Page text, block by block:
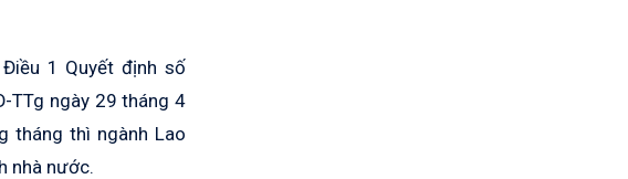
1 Quyết định số
TTg ngày 29 tháng 4
tháng thì ngành Lao
nhà nước.